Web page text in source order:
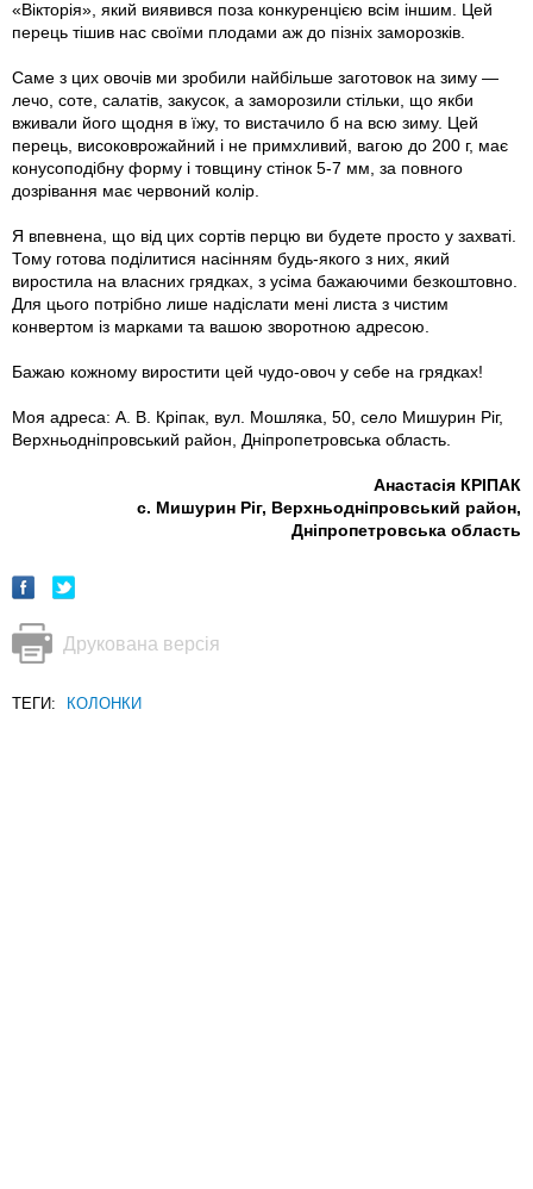
«Вікторія», який виявився поза конкуренцією всім іншим. Цей
перець тішив нас своїми плодами аж до пізніх заморозків.
Саме з цих овочів ми зробили найбільше заготовок на зиму —
лечо, соте, салатів, закусок, а заморозили стільки, що якби
вживали його щодня в їжу, то вистачило б на всю зиму. Цей
перець, високоврожайний і не примхливий, вагою до 200 г, має
конусоподібну форму і товщину стінок 5-7 мм, за повного
дозрівання має червоний колір.
Я впевнена, що від цих сортів перцю ви будете просто у захваті.
Тому готова поділитися насінням будь-якого з них, який
виростила на власних грядках, з усіма бажаючими безкоштовно.
Для цього потрібно лише надіслати мені листа з чистим
конвертом із марками та вашою зворотною адресою.
Бажаю кожному виростити цей чудо-овоч у себе на грядках!
Моя адреса: А. В. Кріпак, вул. Мошляка, 50, село Мишурин Ріг,
Верхньо­дніпровський район, Дніпропетровська область.
Анастасія КРІПАК
с. Мишурин Ріг, Верхньодніпровський район,
Дніпропетровська область
Друкована версія
ТЕГИ: КОЛОНКИ